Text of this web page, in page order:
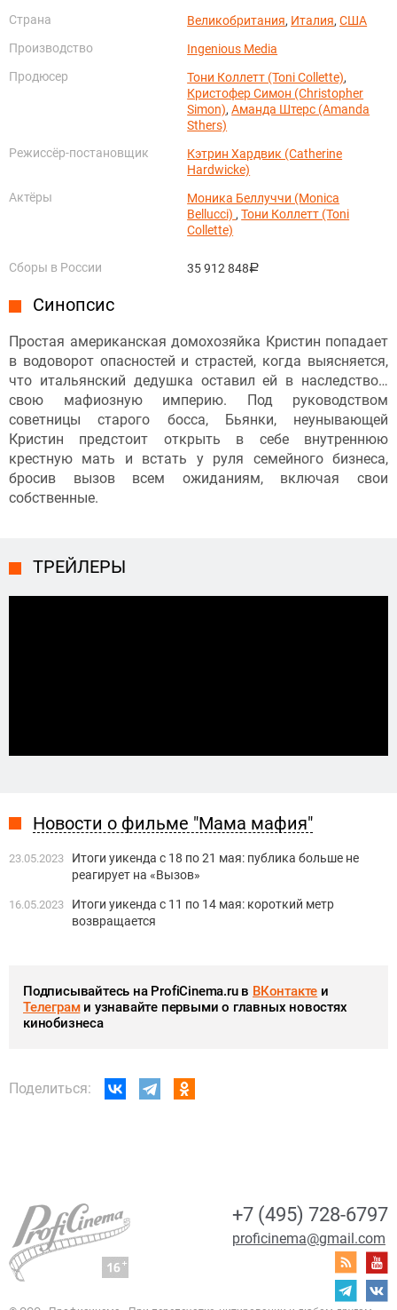
Страна
Великобритания, Италия,США
Производство
Ingenious Media
Продюсер
Тони Коллетт (Toni Collette),
Кристофер Симон (Christopher
Simon),Аманда Штерс (Amanda
Sthers)
Режиссёр-постановщик
Кэтрин Хардвик (Catherine
Hardwicke)
Актёры
Моника Беллуччи (Monica
Bellucci) ,Тони Коллетт (Toni
Collette)
Сборы в России 35 912 848руб.
Синопсис
Простая американская домохозяйка Кристин попадает
в водоворот опасностей и страстей, когда выясняется,
что итальянский дедушка оставил ей в наследство…
свою мафиозную империю. Под руководством
советницы старого босса, Бьянки, неунывающей
Кристин предстоит открыть в себе внутреннюю
крестную мать и встать у руля семейного бизнеса,
бросив вызов всем ожиданиям, включая свои
собственные.
ТРЕЙЛЕРЫ
Новости о фильме "Мама мафия"
23.05.2023
Итоги уикенда с 18 по 21 мая: публика больше не
реагирует на «Вызов»
16.05.2023
Итоги уикенда с 11 по 14 мая: короткий метр
возвращается
Подписывайтесь на ProfiCinema.ru в ВКонтакте и
Телеграми узнавайте первыми о главных новостях
кинобизнеса
Поделиться:
+7 (495) 728-6797
proficinema@gmail.com